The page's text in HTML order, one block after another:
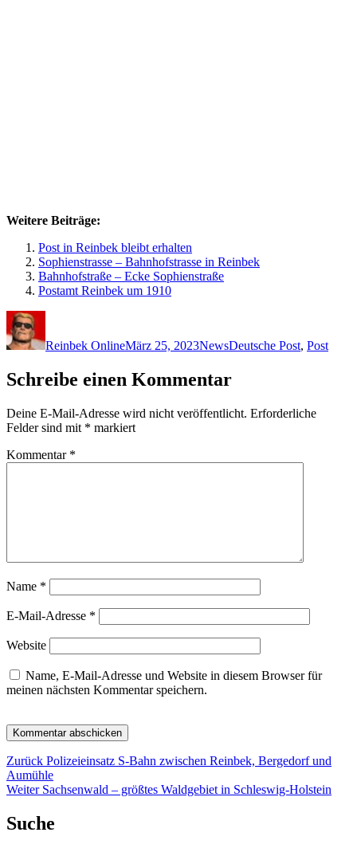
Weitere Beiträge:
Post in Reinbek bleibt erhalten
Sophienstrasse – Bahnhofstrasse in Reinbek
Bahnhofstraße – Ecke Sophienstraße
Postamt Reinbek um 1910
Reinbek OnlineMärz 25, 2023NewsDeutsche Post, Post
Schreibe einen Kommentar
Deine E-Mail-Adresse wird nicht veröffentlicht. Erforderliche
Felder sind mit * markiert
Kommentar *
Name *
E-Mail-Adresse *
Website
Name, E-Mail-Adresse und Website in diesem Browser für
meinen nächsten Kommentar speichern.
Beitragsnavigation
Zurück Vorheriger
Beitrag:
Polizeieinsatz S-Bahn zwischen Reinbek, Bergedorf und
Aumühle
Weiter Nächster
Sachsenwald – größtes Waldgebiet in Schleswig-Holstein
Suche